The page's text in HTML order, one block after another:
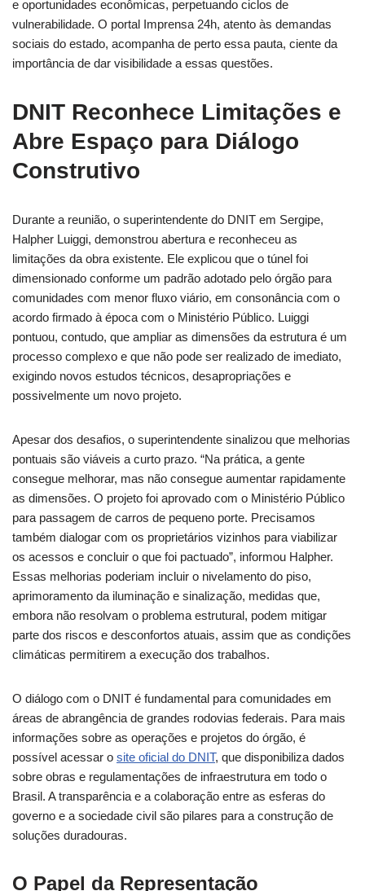
e oportunidades econômicas, perpetuando ciclos de
vulnerabilidade. O portal Imprensa 24h, atento às demandas
sociais do estado, acompanha de perto essa pauta, ciente da
importância de dar visibilidade a essas questões.
DNIT Reconhece Limitações e
Abre Espaço para Diálogo
Construtivo
Durante a reunião, o superintendente do DNIT em Sergipe,
Halpher Luiggi, demonstrou abertura e reconheceu as
limitações da obra existente. Ele explicou que o túnel foi
dimensionado conforme um padrão adotado pelo órgão para
comunidades com menor fluxo viário, em consonância com o
acordo firmado à época com o Ministério Público. Luiggi
pontuou, contudo, que ampliar as dimensões da estrutura é um
processo complexo e que não pode ser realizado de imediato,
exigindo novos estudos técnicos, desapropriações e
possivelmente um novo projeto.
Apesar dos desafios, o superintendente sinalizou que melhorias
pontuais são viáveis a curto prazo. “Na prática, a gente
consegue melhorar, mas não consegue aumentar rapidamente
as dimensões. O projeto foi aprovado com o Ministério Público
para passagem de carros de pequeno porte. Precisamos
também dialogar com os proprietários vizinhos para viabilizar
os acessos e concluir o que foi pactuado”, informou Halpher.
Essas melhorias poderiam incluir o nivelamento do piso,
aprimoramento da iluminação e sinalização, medidas que,
embora não resolvam o problema estrutural, podem mitigar
parte dos riscos e desconfortos atuais, assim que as condições
climáticas permitirem a execução dos trabalhos.
O diálogo com o DNIT é fundamental para comunidades em
áreas de abrangência de grandes rodovias federais. Para mais
informações sobre as operações e projetos do órgão, é
possível acessar o site oficial do DNIT, que disponibiliza dados
sobre obras e regulamentações de infraestrutura em todo o
Brasil. A transparência e a colaboração entre as esferas do
governo e a sociedade civil são pilares para a construção de
soluções duradouras.
O Papel da Representação